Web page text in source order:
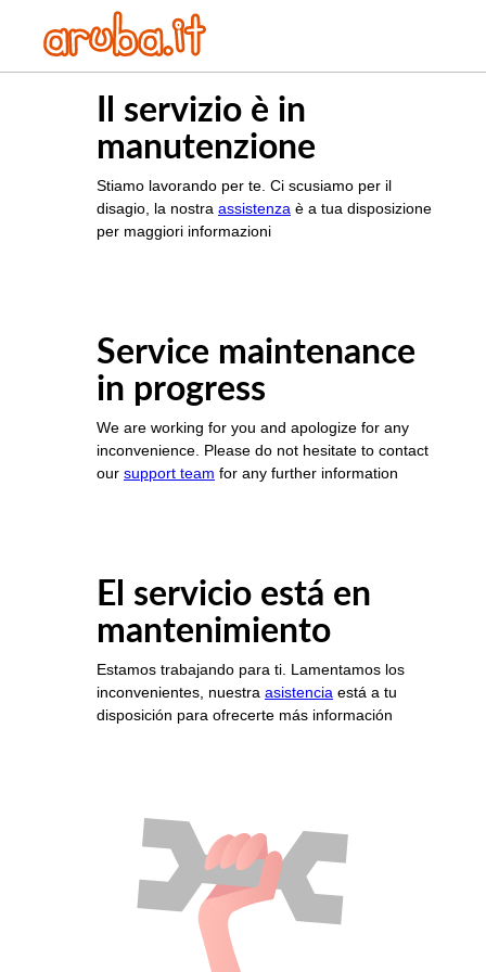
Il servizio è in
manutenzione
Stiamo lavorando per te. Ci scusiamo per il
disagio, la nostra assistenza è a tua disposizione
per maggiori informazioni
Service maintenance
in progress
We are working for you and apologize for any
inconvenience. Please do not hesitate to contact
our support team for any further information
El servicio está en
mantenimiento
Estamos trabajando para ti. Lamentamos los
inconvenientes, nuestra asistencia está a tu
disposición para ofrecerte más información